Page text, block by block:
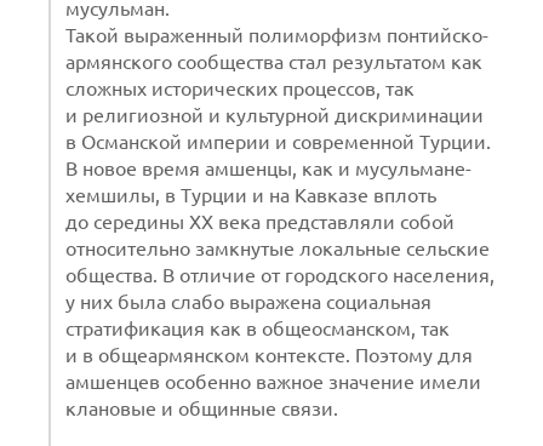
мусульман.
Такой выраженный полиморфизм понтийско-
армянского сообщества стал результатом как
сложных исторических процессов, так
и религиозной и культурной дискриминации
в Османской империи и современной Турции.
В новое время амшенцы, как и мусульмане-
хемшилы, в Турции и на Кавказе вплоть
до середины XX века представляли собой
относительно замкнутые локальные сельские
общества. В отличие от городского населения,
у них была слабо выражена социальная
стратификация как в общеосманском, так
и в общеармянском контексте. Поэтому для
амшенцев особенно важное значение имели
клановые и общинные связи.